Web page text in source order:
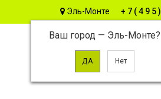
Эль-Монте
Ваш город — Эль-Монте?